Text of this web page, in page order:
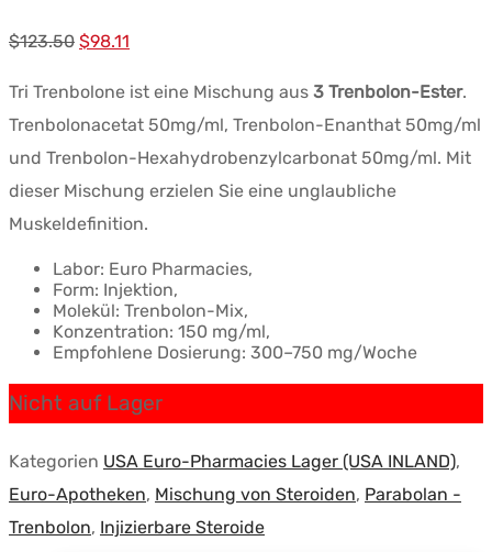
$123.50 Ursprünglicher
$98.11
Tri Trenbolone ist eine Mischung aus 3 Trenbolon-Ester.
Trenbolonacetat 50mg/ml, Trenbolon-Enanthat 50mg/ml
und Trenbolon-Hexahydrobenzylcarbonat 50mg/ml. Mit
dieser Mischung erzielen Sie eine unglaubliche
Muskeldefinition.
Labor: Euro Pharmacies,
Form: Injektion,
Molekül: Trenbolon-Mix,
Konzentration: 150 mg/ml,
Empfohlene Dosierung: 300–750 mg/Woche
Nicht auf Lager
Kategorien USA Euro-Pharmacies Lager (USA INLAND),
Euro-Apotheken, Mischung von Steroiden, Parabolan -
Trenbolon, Injizierbare Steroide